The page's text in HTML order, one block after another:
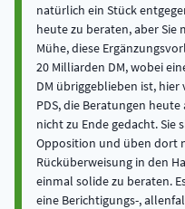
natürlich ein Stück
heute zu beraten, aber Sie
Mühe, diese
20 Milliarden DM, wobei
DM übriggeblieben ist,
PDS, die Beratungen
nicht zu Ende gedacht.
Opposition und üben dort
Rücküberweisung in den
einmal solide zu beraten.
eine Berichtigungs-,